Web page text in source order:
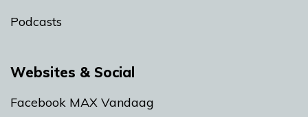
Podcasts
Websites & Social
Facebook MAX Vandaag